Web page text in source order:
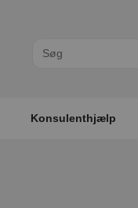
Konsulenthjælp